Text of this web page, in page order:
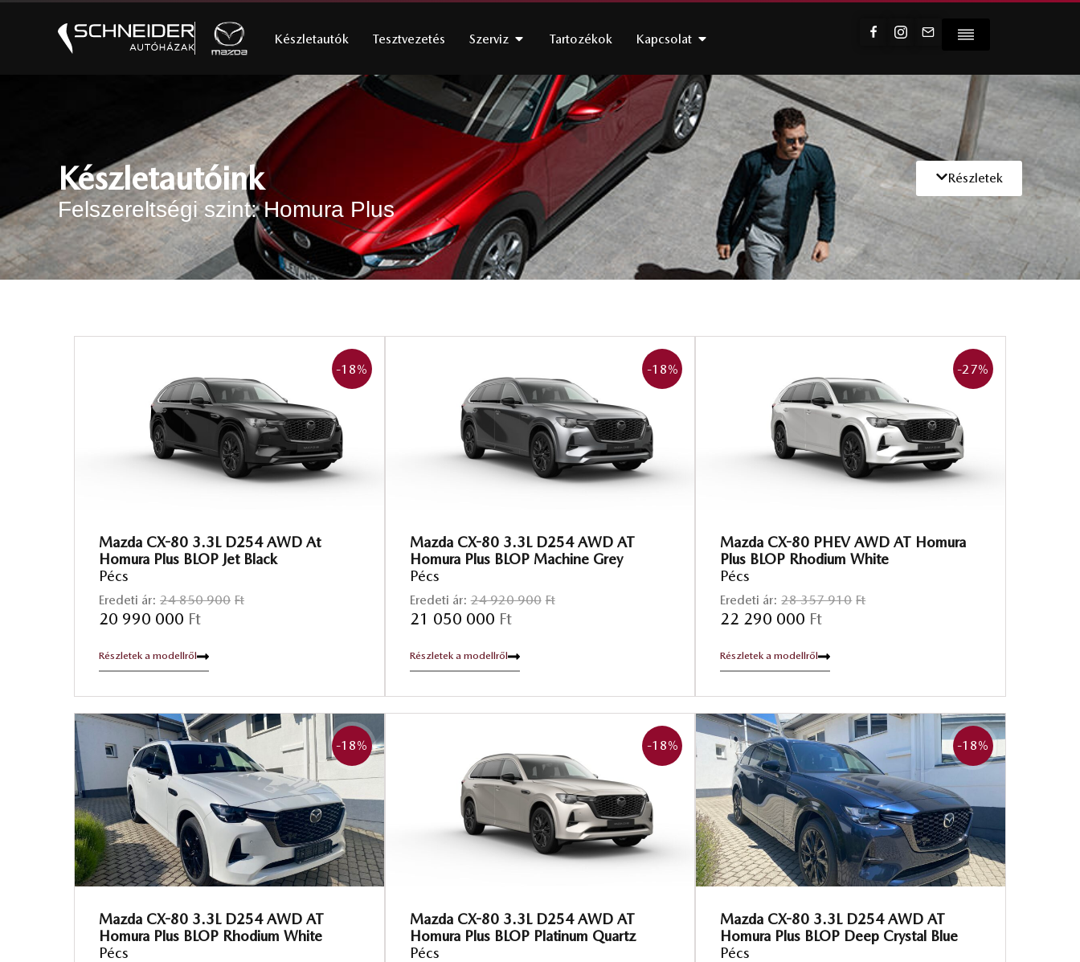
Készletautók Tesztvezetés Szerviz Tartozékok Kapcsolat
Készletautóink
Felszereltségi szint: Homura Plus
Részletek
-18%
Mazda CX-80 3.3L D254 AWD At
Homura Plus BLOP Jet Black
Pécs
Eredeti ár: 24 850 900 Ft
20 990 000 Ft
Részletek a modellről
-18%
Mazda CX-80 3.3L D254 AWD AT
Homura Plus BLOP Machine Grey
Pécs
Eredeti ár: 24 920 900 Ft
21 050 000 Ft
Részletek a modellről
-27%
Mazda CX-80 PHEV AWD AT Homura
Plus BLOP Rhodium White
Pécs
Eredeti ár: 28 357 910 Ft
22 290 000 Ft
Részletek a modellről
-18%
Mazda CX-80 3.3L D254 AWD AT
Homura Plus BLOP Rhodium White
Pécs
-18%
Mazda CX-80 3.3L D254 AWD AT
Homura Plus BLOP Platinum Quartz
Pécs
-18%
Mazda CX-80 3.3L D254 AWD AT
Homura Plus BLOP Deep Crystal Blue
Pécs